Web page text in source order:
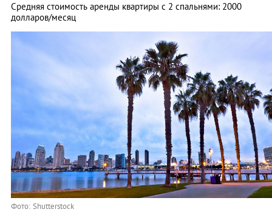
Средняя стоимость аренды квартиры с 2 спальнями: 2000
долларов/месяц
Фото: Shutterstock